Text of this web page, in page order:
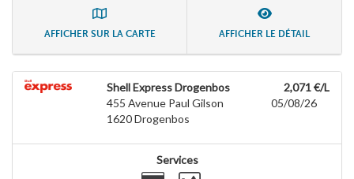
AFFICHER SUR LA CARTE AFFICHER LE DÉTAIL
Shell Express Drogenbos
455 Avenue Paul Gilson
1620Drogenbos
2,071 €/L
05/08/26
Services